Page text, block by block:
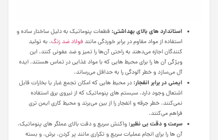
استاندارد های بالای بهداشتی: قطعات پنوماتیک به دلیل ساختار ساده و
استفاده از مواد مقاوم در برابر خوردگی مانند فولاد ضد زنگ، به تولید
کنندگان اجازه می‌دهند به راحتی آن‌ها را تمیز و ضد عفونی کنند. این
ویژگی آن‌ ها را برای محیط‌ هایی که با مواد غذایی در تماس هستند، ایده‌
آل می‌سازد و خطر آلودگی را به حداقل می‌رساند.
ایمنی در برابر انفجار: در محیط‌ هایی که امکان تجمع غبار یا بخارات قابل
اشتعال وجود دارد، سیستم‌ های پنوماتیک که از نیروی برق استفاده
نمی‌کنند، خطر جرقه و انفجار را از بین می‌برند و محیط کاری ایمن‌ تری
فراهم می‌کنند.
سرعت و دقت بی‌ نظیر: واکنش سریع و دقت بالای عملگر های پنوماتیک،
آن‌ ها را برای انجام عملیات سریع و تکراری مانند پر کردن، برش، و بسته‌